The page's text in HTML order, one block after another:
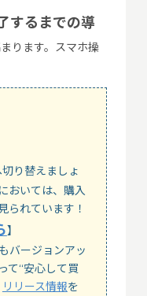
するまでの導
ります。スマホ操
切り替えましょ
おいては、購入
られています！
】
バージョンアッ
て“安心して買
リリース情報を